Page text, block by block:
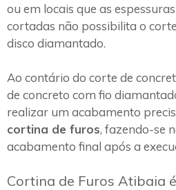
ou em locais que as
cortadas não possibilita o
disco diamantado.
Ao contário do corte de
de concreto com fio
realizar um acabamento
cortina de furos, fazendo-se
acabamento final após a
Cortina de Furos Atibaia